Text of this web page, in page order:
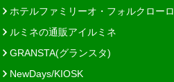
ホテルファミリーオ・フォルクローロ
ルミネの通販アイルミネ
GRANSTA(グランスタ)
NewDays/KIOSK